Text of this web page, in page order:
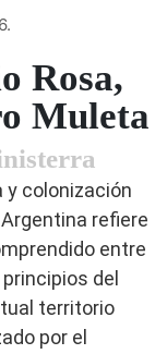
Rosa,
Muleta
y colonización
refiere
entre
del
territorio
por el